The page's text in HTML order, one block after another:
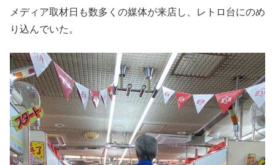
メディア取材日も数多くの媒体が来店し、レトロ台にのめ
り込んでいた。